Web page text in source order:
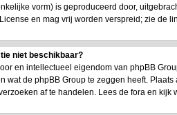
vorm) is geproduceerd door,
en mag vrij worden verspreid; zie de
niet beschikbaar?
en intellectueel eigendom van phpBB
wat de phpBB Group te zeggen heeft.
af te handelen. Lees de fora en